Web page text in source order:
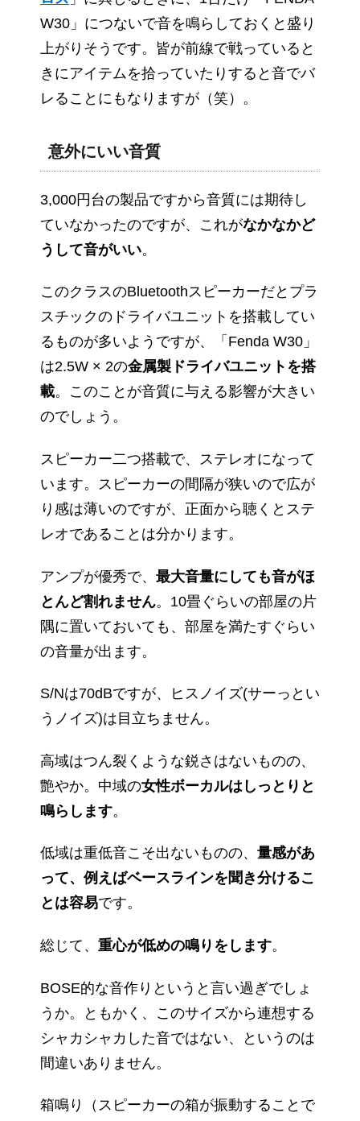
W30」につないで音を鳴らしておくと盛り
上がりそうです。皆が前線で戦っていると
きにアイテムを拾っていたりすると音でバ
レることにもなりますが（笑）。
意外にいい音質
3,000円台の製品ですから音質には期待し
ていなかったのですが、これがなかなかど
うして音がいい。
このクラスのBluetoothスピーカーだとプラ
スチックのドライバユニットを搭載してい
るものが多いようですが、「Fenda W30」
は2.5W × 2の金属製ドライバユニットを搭
載。このことが音質に与える影響が大きい
のでしょう。
スピーカー二つ搭載で、ステレオになって
います。スピーカーの間隔が狭いので広が
り感は薄いのですが、正面から聴くとステ
レオであることは分かります。
アンプが優秀で、 最大音量にしても音がほ
とんど割れません。10畳ぐらいの部屋の片
隅に置いておいても、部屋を満たすぐらい
の音量が出ます。
S/Nは70dBですが、ヒスノイズ(サーっとい
うノイズ)は目立ちません。
高域はつん裂くような鋭さはないものの、
艶やか。中域の女性ボーカルはしっとりと
鳴らします。
低域は重低音こそ出ないものの、 量感があ
って、例えばベースラインを聞き分けるこ
とは容易です。
総じて、 重心が低めの鳴りをします。
BOSE的な音作りというと言い過ぎでしょ
うか。ともかく、このサイズから連想する
シャカシャカした音ではない、というのは
間違いありません。
箱鳴り（スピーカーの箱が振動することで